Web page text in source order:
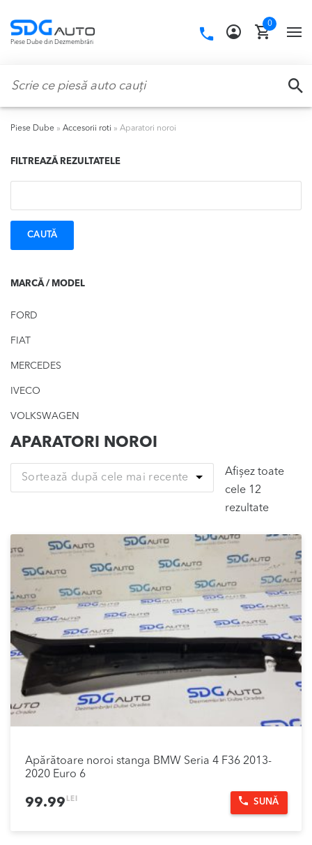
navigation
content
Piese Dube din Dezmembrări
Call
0
Piese Dube » Accesorii roti » Aparatori noroi
FILTREAZĂ REZULTATELE
MARCĂ / MODEL
FORD
FIAT
MERCEDES
IVECO
VOLKSWAGEN
APARATORI NOROI
Sortează după cele mai recente
Afișez toate
cele 12
rezultateSortat
cele
mai
recente
Apărătoare noroi stanga BMW Seria 4 F36 2013-
2020 Euro 6
99.99 LEI SUNĂ